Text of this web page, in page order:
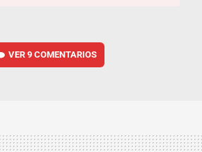
VER9 COMENTARIOS